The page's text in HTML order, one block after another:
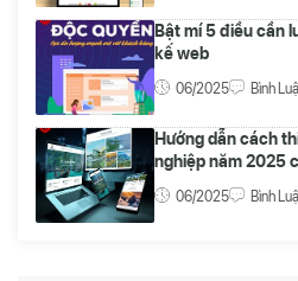
Bật mí 5 điều cần
kế web
06/2025 Bình
Hướng dẫn cách
nghiệp năm 2025
06/2025 Bình